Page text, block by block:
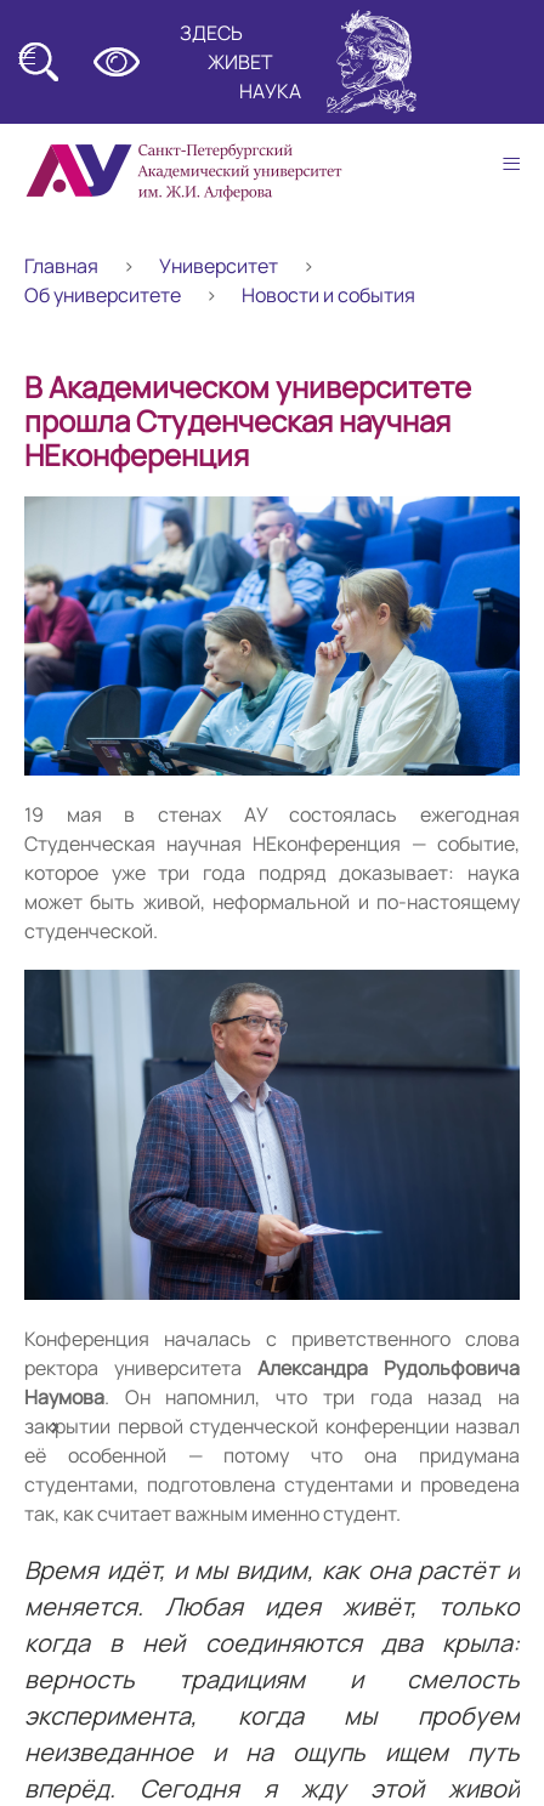
ЗДЕСЬ
ЖИВЕТ
НАУКА
Главная
Университет
Об университете
Новости и события
В Академическом университете
прошла Студенческая научная
НЕконференция
19 мая в стенах АУ состоялась ежегодная
Студенческая научная НЕконференция — событие,
которое уже три года подряд доказывает: наука
может быть живой, неформальной и по-настоящему
студенческой.
Конференция началась с приветственного слова
ректора университета Александра Рудольфовича
Наумова. Он напомнил, что три года назад на
закрытии первой студенческой конференции назвал
её особенной — потому что она придумана
студентами, подготовлена студентами и проведена
так, как считает важным именно студент.
Время идёт, и мы видим, как она растёт и
меняется. Любая идея живёт, только
когда в ней соединяются два крыла:
верность традициям и смелость
эксперимента, когда мы пробуем
неизведанное и на ощупь ищем путь
вперёд. Сегодня я жду этой живой
≡
≡